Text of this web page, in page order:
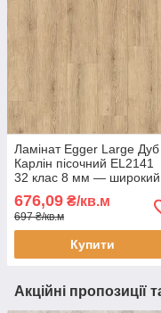
Ламінат Egger Large Дуб
Карлін пісочний EL2141
32 клас 8 мм — широкий
ламінат під дуб, з фаскою
4V
676,09 ₴/кв.м
697 ₴/кв.м
Купити
Акційні пропозиції